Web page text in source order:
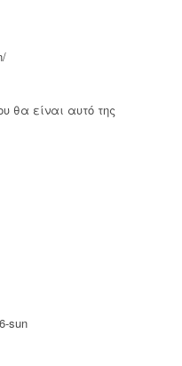
θα είναι αυτό της
sun